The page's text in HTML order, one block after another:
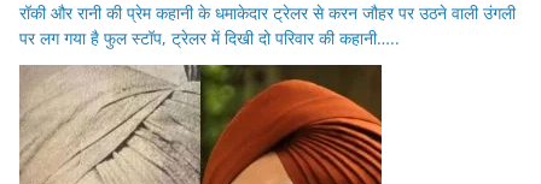
रॉकी और रानी की प्रेम कहानी के धमाकेदार ट्रेलर से करन जौहर पर उठने वाली उंगली
पर लग गया है फुल स्टॉप, ट्रेलर में दिखी दो परिवार की कहानी…..